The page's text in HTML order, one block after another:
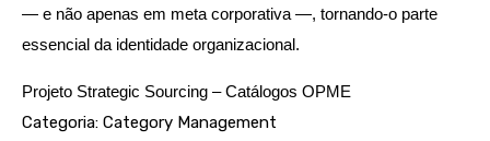
— e não apenas em meta corporativa —, tornando-o parte
essencial da identidade organizacional.
Projeto Strategic Sourcing – Catálogos OPME
Categoria: Category Management